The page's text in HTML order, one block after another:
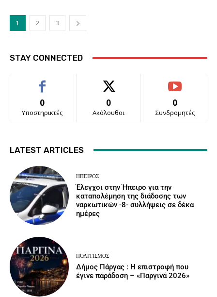
1 2 3
STAY CONNECTED
0
Υποστηρικτές
0
Ακόλουθοι
0
Συνδρομητές
LATEST ARTICLES
ΉΠΕΙΡΟΣ
Έλεγχοι στην Ήπειρο για την
καταπολέμηση της διάδοσης των
ναρκωτικών -8- συλλήψεις σε δέκα
ημέρες
ΠΟΛΙΤΙΣΜΌΣ
Δήμος Πάργας : Η επιστροφή που
έγινε παράδοση – «Παργινά 2026»